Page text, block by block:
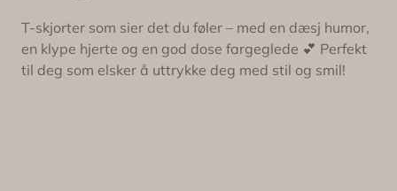
T-skjorter som sier det du føler – med en dæsj humor,
en klype hjerte og en god dose fargeglede 💕 Perfekt
til deg som elsker å uttrykke deg med stil og smil!